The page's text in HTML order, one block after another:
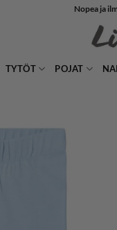
Nopea ja
TYTÖT POJAT